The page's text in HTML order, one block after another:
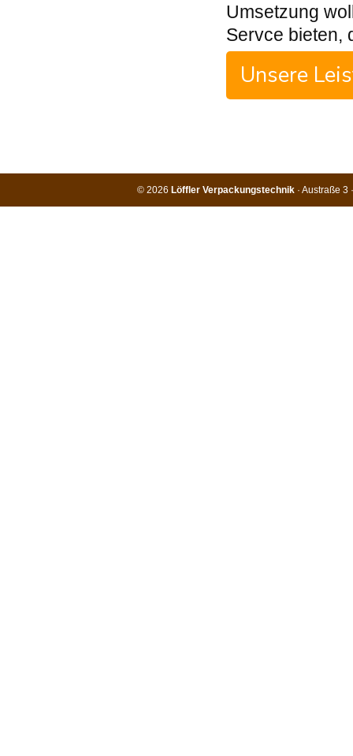
Umsetzung
Servce bieten,
Unsere
© 2026 Löffler Verpackungstechnik· Austraße 3